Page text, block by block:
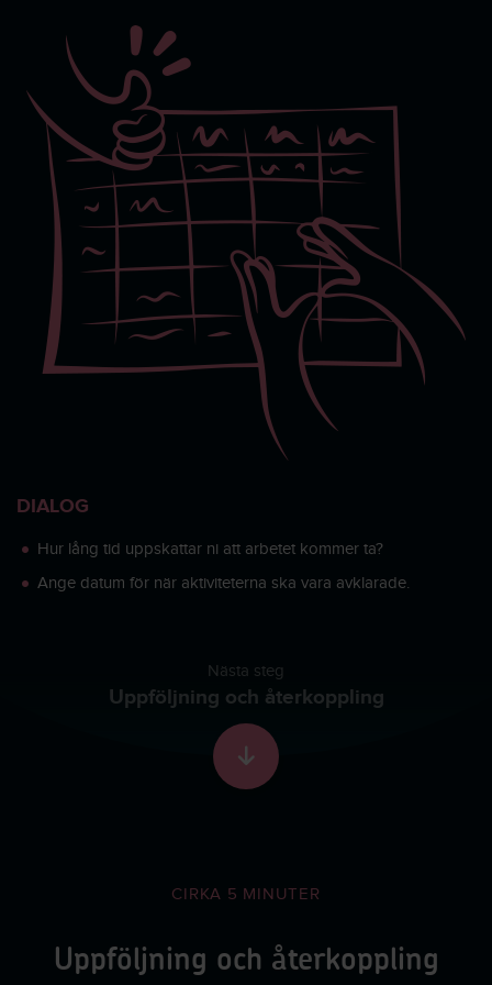
DIALOG
Hur lång tid uppskattar ni att arbetet kommer ta?
Ange datum för när aktiviteterna ska vara avklarade.
Nästa steg
Uppföljning och återkoppling
CIRKA 5 MINUTER
Uppföljning och återkoppling